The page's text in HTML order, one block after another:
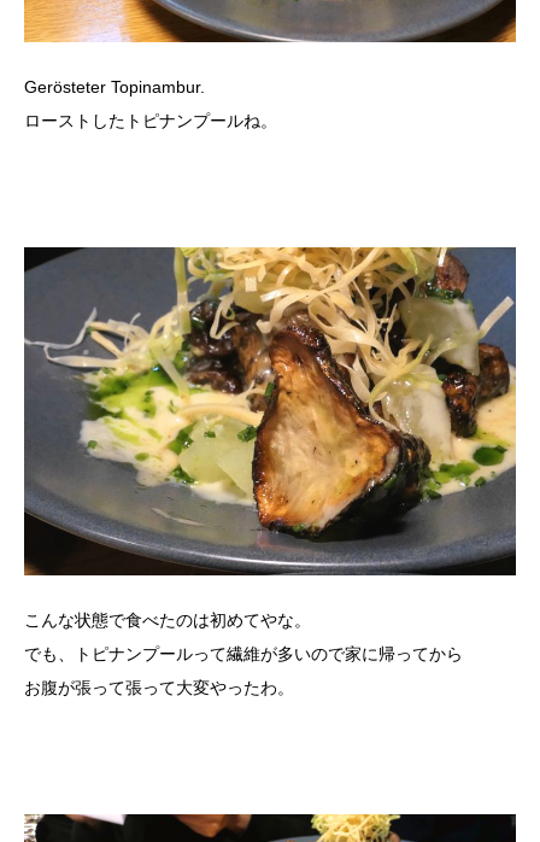
Gerösteter Topinambur.
ローストしたトピナンプールね。
こんな状態で食べたのは初めてやな。
でも、トピナンプールって繊維が多いので家に帰ってから
お腹が張って張って大変やったわ。